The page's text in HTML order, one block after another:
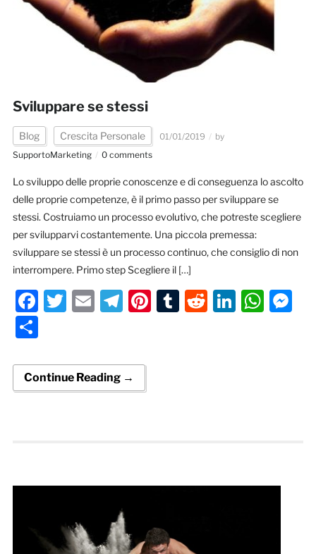
Sviluppare se stessi
Blog Crescita Personale 01/01/2019
by
SupportoMarketing
0 comments
Lo sviluppo delle proprie conoscenze e di conseguenza lo ascolto
delle proprie competenze, è il primo passo per sviluppare se
stessi. Costruiamo un processo evolutivo, che potreste scegliere
per svilupparvi costantemente. Una piccola premessa:
sviluppare se stessi è un processo continuo, che consiglio di non
interrompere. Primo step Scegliere il […]
Facebook
Twitter
EmailTelegram
Pinterest
Tumblr
Reddit
Condividi
Continue Reading →